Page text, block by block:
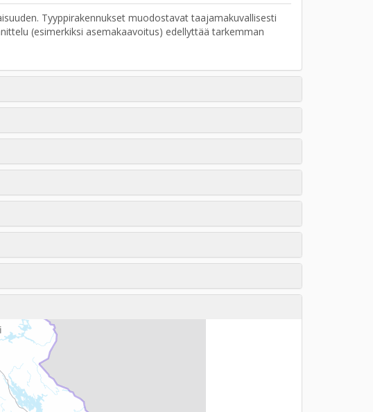
Tyyppirakennukset muodostavat taajamakuvallisesti
(esimerkiksi asemakaavoitus) edellyttää tarkemman